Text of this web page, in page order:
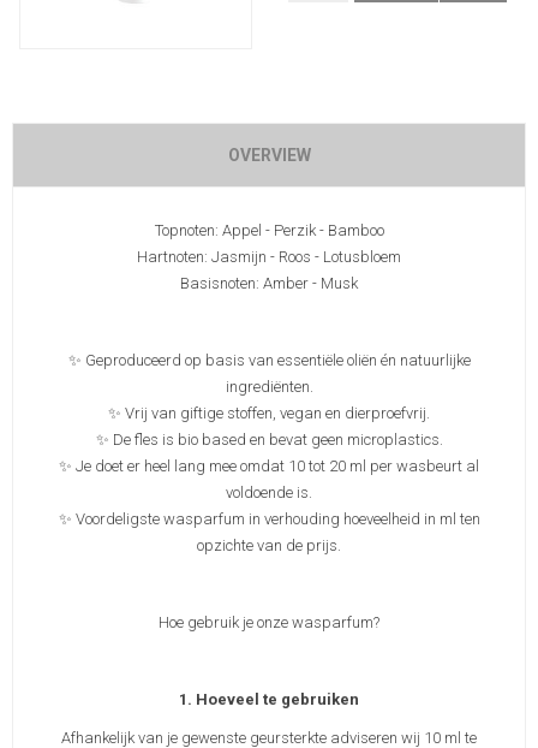
OVERVIEW
Topnoten: Appel - Perzik - Bamboo
Hartnoten: Jasmijn - Roos - Lotusbloem
Basisnoten: Amber - Musk
✨ Geproduceerd op basis van essentiële oliën én natuurlijke
ingrediënten.
✨ Vrij van giftige stoffen, vegan en dierproefvrij.
✨ De fles is bio based en bevat geen microplastics.
✨ Je doet er heel lang mee omdat 10 tot 20 ml per wasbeurt al
voldoende is.
✨ Voordeligste wasparfum in verhouding hoeveelheid in ml ten
opzichte van de prijs.
Hoe gebruik je onze wasparfum?
1. Hoeveel te gebruiken
Afhankelijk van je gewenste geursterkte adviseren wij 10 ml te